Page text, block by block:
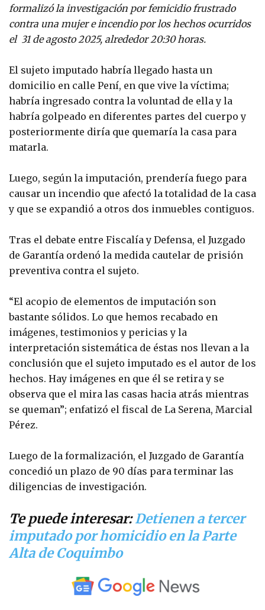
formalizó la investigación por femicidio frustrado
contra una mujer e incendio por los hechos ocurridos
el 31 de agosto 2025, alrededor 20:30 horas.
El sujeto imputado habría llegado hasta un
domicilio en calle Pení, en que vive la víctima;
habría ingresado contra la voluntad de ella y la
habría golpeado en diferentes partes del cuerpo y
posteriormente diría que quemaría la casa para
matarla.
Luego, según la imputación, prendería fuego para
causar un incendio que afectó la totalidad de la casa
y que se expandió a otros dos inmuebles contiguos.
Tras el debate entre Fiscalía y Defensa, el Juzgado
de Garantía ordenó la medida cautelar de prisión
preventiva contra el sujeto.
“El acopio de elementos de imputación son
bastante sólidos. Lo que hemos recabado en
imágenes, testimonios y pericias y la
interpretación sistemática de éstas nos llevan a la
conclusión que el sujeto imputado es el autor de los
hechos. Hay imágenes en que él se retira y se
observa que el mira las casas hacia atrás mientras
se queman”; enfatizó el fiscal de La Serena, Marcial
Pérez.
Luego de la formalización, el Juzgado de Garantía
concedió un plazo de 90 días para terminar las
diligencias de investigación.
Te puede interesar:Detienen a tercer
imputado por homicidio en la Parte
Alta de Coquimbo